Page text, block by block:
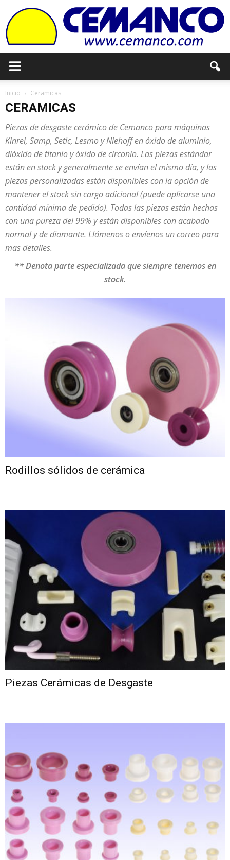
Inicio Ceramicas
CERAMICAS
Piezas de desgaste cerámico de Cemanco para máquinas
Kinrei, Samp, Setic, Lesmo y Niehoff en óxido de aluminio,
dióxido de titanio y óxido de circonio. Las piezas estándar
están en stock y generalmente se envían el mismo día, y las
piezas personalizadas están disponibles con la opción de
mantener el stock sin cargo adicional (puede aplicarse una
cantidad mínima de pedido). Todas las piezas están hechas
con una pureza del 99% y están disponibles con acabado
normal y de diamante. Llámenos o envíenos un correo para
mas detalles.
** Denota parte especializada que siempre tenemos en
stock.
Rodillos sólidos de cerámica
Piezas Cerámicas de Desgaste